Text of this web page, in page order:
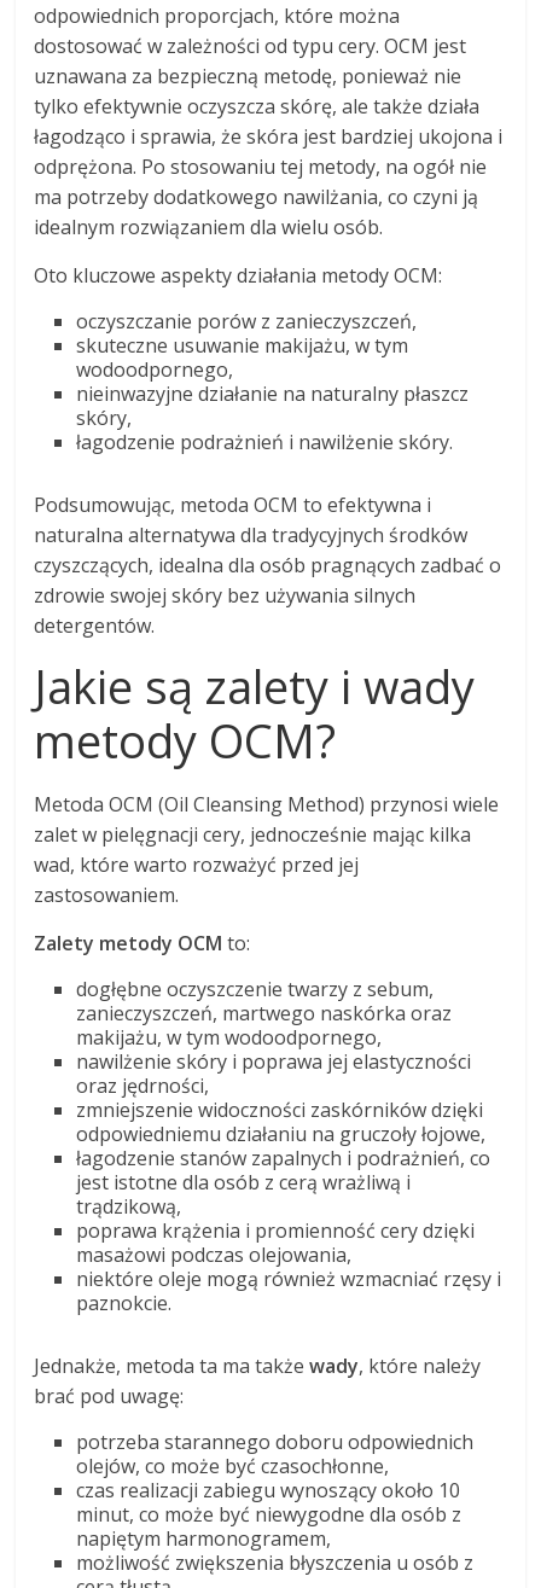
odpowiednich proporcjach, które można
dostosować w zależności od typu cery. OCM jest
uznawana za bezpieczną metodę, ponieważ nie
tylko efektywnie oczyszcza skórę, ale także działa
łagodząco i sprawia, że skóra jest bardziej ukojona i
odprężona. Po stosowaniu tej metody, na ogół nie
ma potrzeby dodatkowego nawilżania, co czyni ją
idealnym rozwiązaniem dla wielu osób.
Oto kluczowe aspekty działania metody OCM:
oczyszczanie porów z zanieczyszczeń,
skuteczne usuwanie makijażu, w tym
wodoodpornego,
nieinwazyjne działanie na naturalny płaszcz
skóry,
łagodzenie podrażnień i nawilżenie skóry.
Podsumowując, metoda OCM to efektywna i
naturalna alternatywa dla tradycyjnych środków
czyszczących, idealna dla osób pragnących zadbać o
zdrowie swojej skóry bez używania silnych
detergentów.
Jakie są zalety i wady
metody OCM?
Metoda OCM (Oil Cleansing Method) przynosi wiele
zalet w pielęgnacji cery, jednocześnie mając kilka
wad, które warto rozważyć przed jej
zastosowaniem.
Zalety metody OCM to:
dogłębne oczyszczenie twarzy z sebum,
zanieczyszczeń, martwego naskórka oraz
makijażu, w tym wodoodpornego,
nawilżenie skóry i poprawa jej elastyczności
oraz jędrności,
zmniejszenie widoczności zaskórników dzięki
odpowiedniemu działaniu na gruczoły łojowe,
łagodzenie stanów zapalnych i podrażnień, co
jest istotne dla osób z cerą wrażliwą i
trądzikową,
poprawa krążenia i promienność cery dzięki
masażowi podczas olejowania,
niektóre oleje mogą również wzmacniać rzęsy i
paznokcie.
Jednakże, metoda ta ma takżewady, które należy
brać pod uwagę:
potrzeba starannego doboru odpowiednich
olejów, co może być czasochłonne,
czas realizacji zabiegu wynoszący około 10
minut, co może być niewygodne dla osób z
napiętym harmonogramem,
możliwość zwiększenia błyszczenia u osób z